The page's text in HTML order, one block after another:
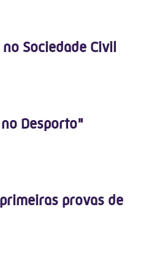
Sociedade Civil
Desporto"
provas de